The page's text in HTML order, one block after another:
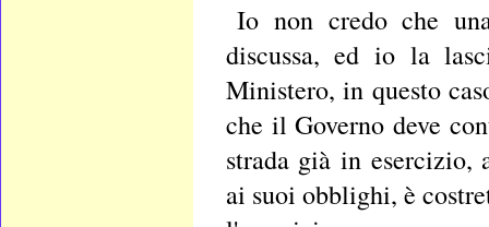
Io non credo che
discussa, ed io la
Ministero, in questo
che il Governo deve
strada già in esercizio,
ai suoi obblighi, è